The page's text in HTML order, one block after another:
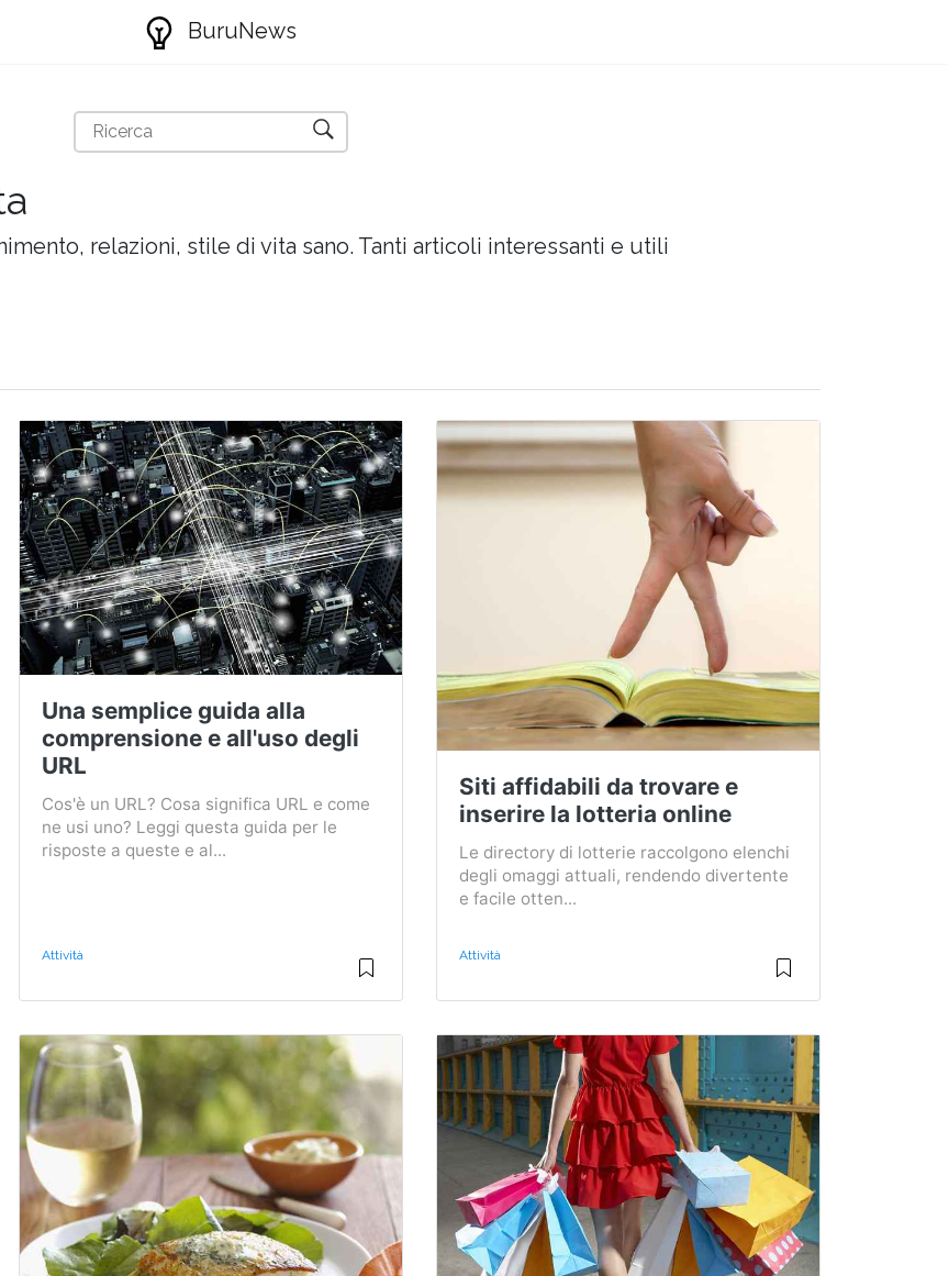
BuruNews
relazioni, stile di vita sano. Tanti articoli interessanti e utili
Una semplice guida alla
comprensione e all'uso degli
URL
Cos'è un URL? Cosa significa URL e come
ne usi uno? Leggi questa guida per le
risposte a queste e al...
Attività
Siti affidabili da trovare e
inserire la lotteria online
Le directory di lotterie raccolgono elenchi
degli omaggi attuali, rendendo divertente
e facile otten...
Attività